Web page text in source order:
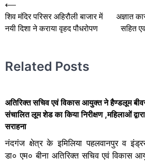
Post
navigation
⟵
शिव मंदिर परिसर अहिरौली बाजार में
नयी दिशा ने कराया वृहद पौधरोपण
अज्ञात
सहित
Related Posts
अतिरिक्त सचिव एवं विकास आयुक्त ने हैण्डलूम बीवर
संचालित लूम शेड का किया निरीक्षण ,महिलाओं
सराहना
नंदगंज क्षेत्र के इमिलिया पहलवानपुर व
डा० एम० बीना अतिरिक्त सचिव एवं विकास